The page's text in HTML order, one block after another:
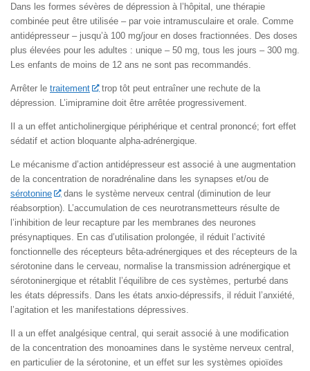
Dans les formes sévères de dépression à l’hôpital, une thérapie
combinée peut être utilisée – par voie intramusculaire et orale. Comme
antidépresseur – jusqu’à 100 mg/jour en doses fractionnées. Des doses
plus élevées pour les adultes : unique – 50 mg, tous les jours – 300 mg.
Les enfants de moins de 12 ans ne sont pas recommandés.
Arrêter le traitement
trop tôt peut entraîner une rechute de la
dépression. L’imipramine doit être arrêtée progressivement.
Il a un effet anticholinergique périphérique et central prononcé; fort effet
sédatif et action bloquante alpha-adrénergique.
Le mécanisme d’action antidépresseur est associé à une augmentation
de la concentration de noradrénaline dans les synapses et/ou de
sérotonine
dans le système nerveux central (diminution de leur
réabsorption). L’accumulation de ces neurotransmetteurs résulte de
l’inhibition de leur recapture par les membranes des neurones
présynaptiques. En cas d’utilisation prolongée, il réduit l’activité
fonctionnelle des récepteurs bêta-adrénergiques et des récepteurs de la
sérotonine dans le cerveau, normalise la transmission adrénergique et
sérotoninergique et rétablit l’équilibre de ces systèmes, perturbé dans
les états dépressifs. Dans les états anxio-dépressifs, il réduit l’anxiété,
l’agitation et les manifestations dépressives.
Il a un effet analgésique central, qui serait associé à une modification
de la concentration des monoamines dans le système nerveux central,
en particulier de la sérotonine, et un effet sur les systèmes opioïdes